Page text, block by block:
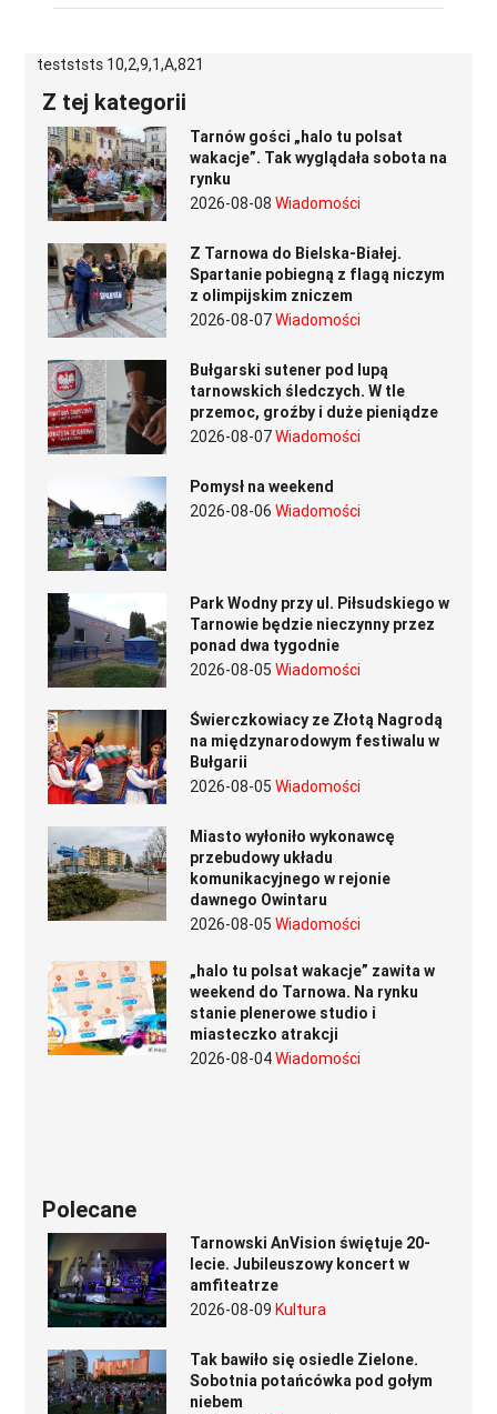
testststs 10,2,9,1,A,821
Z tej kategorii
Tarnów gości „halo tu polsat
wakacje”. Tak wyglądała sobota na
rynku
2026-08-08 Wiadomości
Z Tarnowa do Bielska-Białej.
Spartanie pobiegną z flagą niczym
z olimpijskim zniczem
2026-08-07Wiadomości
Bułgarski sutener pod lupą
tarnowskich śledczych. W tle
przemoc, groźby i duże pieniądze
2026-08-07Wiadomości
Pomysł na weekend
2026-08-06 Wiadomości
Park Wodny przy ul. Piłsudskiego w
Tarnowie będzie nieczynny przez
ponad dwa tygodnie
2026-08-05 Wiadomości
Świerczkowiacy ze Złotą Nagrodą
na międzynarodowym festiwalu w
Bułgarii
2026-08-05 Wiadomości
Miasto wyłoniło wykonawcę
przebudowy układu
komunikacyjnego w rejonie
dawnego Owintaru
2026-08-05 Wiadomości
„halo tu polsat wakacje” zawita w
weekend do Tarnowa. Na rynku
stanie plenerowe studio i
miasteczko atrakcji
2026-08-04Wiadomości
Polecane
Tarnowski AnVision świętuje 20-
lecie. Jubileuszowy koncert w
amfiteatrze
2026-08-09 Kultura
Tak bawiło się osiedle Zielone.
Sobotnia potańcówka pod gołym
niebem